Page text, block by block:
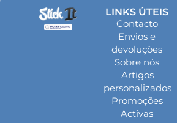
LINKS ÚTEIS
Contacto
Envios e
devoluções
Sobre nós
Artigos
personalizados
Promoções
Activas